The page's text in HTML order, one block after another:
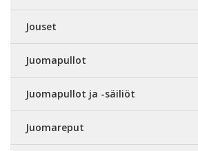
Jouset
Juomapullot
Juomapullot ja -säiliöt
Juomareput